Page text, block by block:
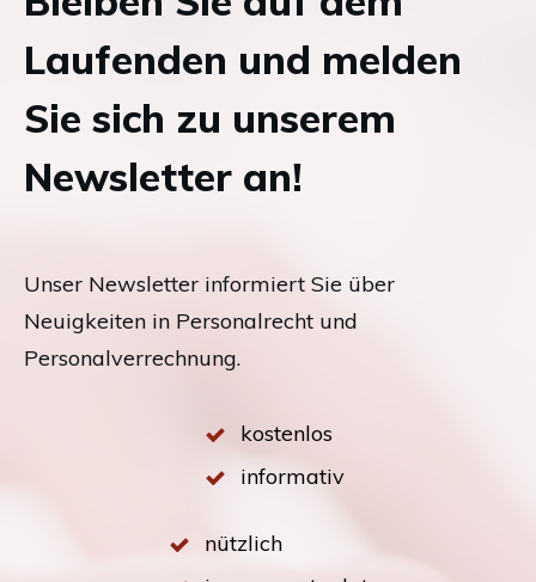
Laufenden und melden
Sie sich zu unserem
Newsletter an!
Unser Newsletter informiert Sie über
Neuigkeiten in Personalrecht und
Personalverrechnung.
kostenlos
informativ
nützlich